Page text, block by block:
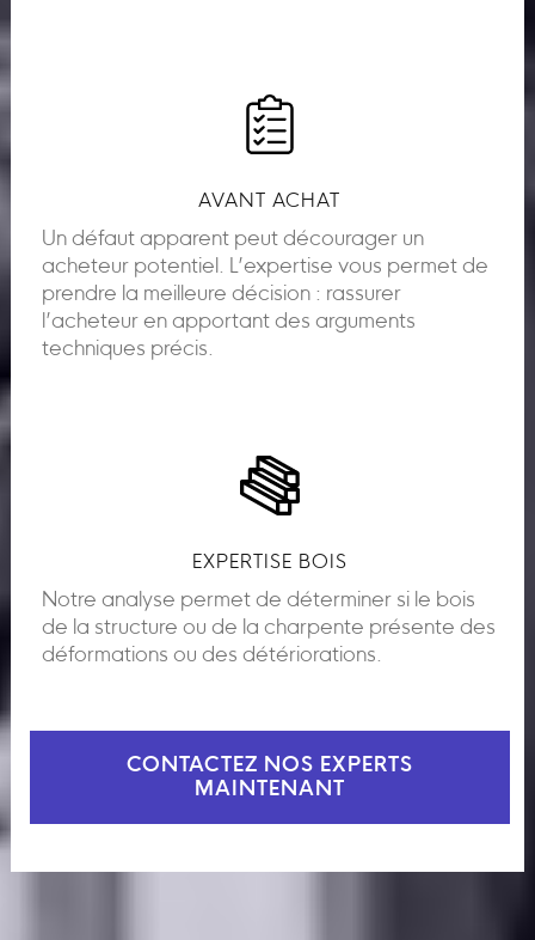
AVANT ACHAT
Un défaut apparent peut décourager un
acheteur potentiel. L’expertise vous permet de
prendre la meilleure décision : rassurer
l’acheteur en apportant des arguments
techniques précis.
EXPERTISE BOIS
Notre analyse permet de déterminer si le bois
de la structure ou de la charpente présente des
déformations ou des détériorations.
CONTACTEZ NOS EXPERTS
MAINTENANT